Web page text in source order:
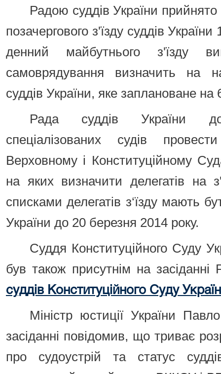
Радою суддів України
позачергового з'їзду суддів
денний майбутнього з'їзду
самоврядування визначить на
суддів України, яке заплановане на
Рада суддів України
спеціалізованих судів
Верховному і Конституційному
на яких визначити делегатів на
списками делегатів з‘їзду мають
України до 20 березня 2014 року.
Суддя Конституційного Суду
був також присутнім на
суддів Конституційного Суду
Міністр юстиції України
засіданні повідомив, що триває
про судоустрій та статус